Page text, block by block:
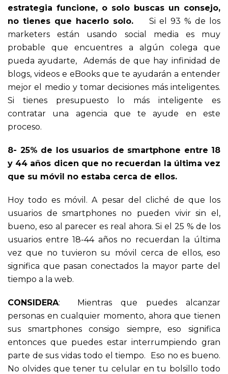
estrategia funcione, o solo buscas un consejo,
no tienes que hacerlo solo.
Si el 93 % de los
marketers están usando social media es muy
probable que encuentres a algún colega que
pueda ayudarte, Además de que hay infinidad de
blogs, videos e eBooks que te ayudarán a entender
mejor el medio y tomar decisiones más inteligentes.
Si tienes presupuesto lo más inteligente es
contratar una agencia que te ayude en este
proceso.
8- 25% de los usuarios de smartphone entre 18
y 44 años dicen que no recuerdan la última vez
que su móvil no estaba cerca de ellos.
Hoy todo es móvil. A pesar del cliché de que los
usuarios de smartphones no pueden vivir sin el,
bueno, eso al parecer es real ahora. Si el 25 % de los
usuarios entre 18-44 años no recuerdan la última
vez que no tuvieron su móvil cerca de ellos, eso
significa que pasan conectados la mayor parte del
tiempo a la web.
CONSIDERA: Mientras que puedes alcanzar
personas en cualquier momento, ahora que tienen
sus smartphones consigo siempre, eso significa
entonces que puedes estar interrumpiendo gran
parte de sus vidas todo el tiempo. Eso no es bueno.
No olvides que tener tu celular en tu bolsillo todo